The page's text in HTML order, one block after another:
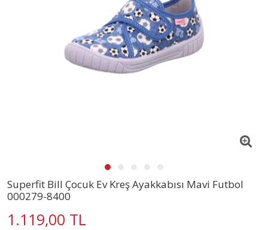
Superfit Bill Çocuk Ev Kreş Ayakkabısı Mavi Futbol
000279-8400
1.119,00 TL